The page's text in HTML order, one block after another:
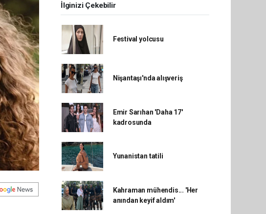
İlginizi Çekebilir
Festival yolcusu
Nişantaşı'nda alışveriş
Emir Sarıhan 'Daha 17'
kadrosunda
Yunanistan tatili
Kahraman mühendis... 'Her
anından keyif aldım'